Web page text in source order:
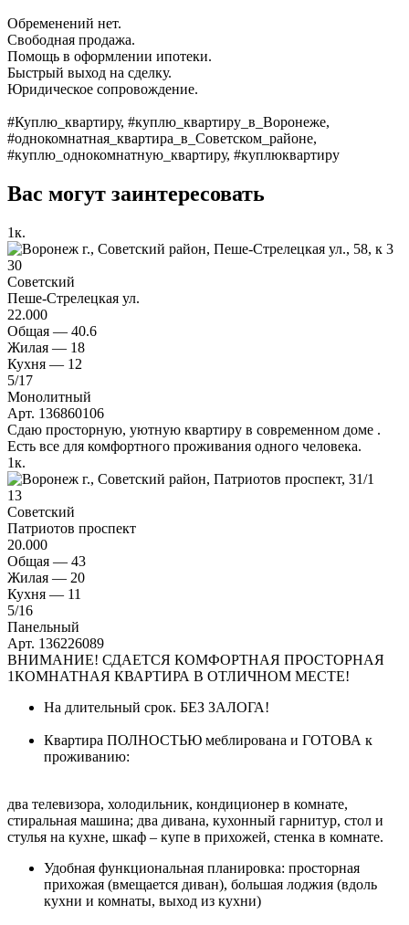
Обременений нет.
Свободная продажа.
Помощь в оформлении ипотеки.
Быстрый выход на сделку.
Юридическое сопровождение.
#Куплю_квартиру, #куплю_квартиру_в_Воронеже,
#однокомнатная_квартира_в_Советском_районе,
#куплю_однокомнатную_квартиру, #куплюквартиру
Вас могут заинтересовать
1к.
30
Советский
Пеше-Стрелецкая ул.
22.000
Общая — 40.6
Жилая — 18
Кухня — 12
5/17
Монолитный
Арт. 136860106
Сдаю просторную, уютную квартиру в современном доме .
Есть все для комфортного проживания одного человека.
1к.
13
Советский
Патриотов проспект
20.000
Общая — 43
Жилая — 20
Кухня — 11
5/16
Панельный
Арт. 136226089
ВНИМАНИЕ! СДАЕТСЯ КОМФОРТНАЯ ПРОСТОРНАЯ
1КОМНАТНАЯ КВАРТИРА В ОТЛИЧНОМ МЕСТЕ!
На длительный срок. БЕЗ ЗАЛОГА!
Квартира ПОЛНОСТЬЮ меблирована и ГОТОВА к
проживанию:
два телевизора, холодильник, кондиционер в комнате,
стиральная машина; два дивана, кухонный гарнитур, стол и
стулья на кухне, шкаф – купе в прихожей, стенка в комнате.
Удобная функциональная планировка: просторная
прихожая (вмещается диван), большая лоджия (вдоль
кухни и комнаты, выход из кухни)